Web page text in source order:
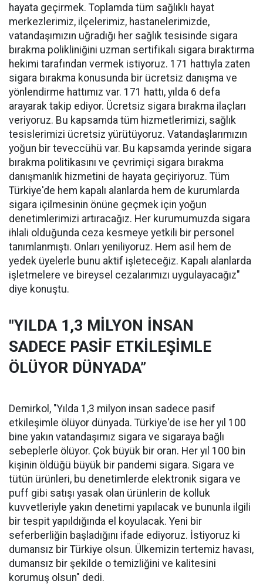
hayata geçirmek. Toplamda tüm sağlıklı hayat
merkezlerimiz, ilçelerimiz, hastanelerimizde,
vatandaşımızın uğradığı her sağlık tesisinde sigara
bırakma polikliniğini uzman sertifikalı sigara bıraktırma
hekimi tarafından vermek istiyoruz. 171 hattıyla zaten
sigara bırakma konusunda bir ücretsiz danışma ve
yönlendirme hattımız var. 171 hattı, yılda 6 defa
arayarak takip ediyor. Ücretsiz sigara bırakma ilaçları
veriyoruz. Bu kapsamda tüm hizmetlerimizi, sağlık
tesislerimizi ücretsiz yürütüyoruz. Vatandaşlarımızın
yoğun bir teveccühü var. Bu kapsamda yerinde sigara
bırakma politikasını ve çevrimiçi sigara bırakma
danışmanlık hizmetini de hayata geçiriyoruz. Tüm
Türkiye'de hem kapalı alanlarda hem de kurumlarda
sigara içilmesinin önüne geçmek için yoğun
denetimlerimizi artıracağız. Her kurumumuzda sigara
ihlali olduğunda ceza kesmeye yetkili bir personel
tanımlanmıştı. Onları yeniliyoruz. Hem asil hem de
yedek üyelerle bunu aktif işleteceğiz. Kapalı alanlarda
işletmelere ve bireysel cezalarımızı uygulayacağız"
diye konuştu.
"YILDA 1,3 MİLYON İNSAN
SADECE PASİF ETKİLEŞİMLE
ÖLÜYOR DÜNYADA”
Demirkol, "Yılda 1,3 milyon insan sadece pasif
etkileşimle ölüyor dünyada. Türkiye'de ise her yıl 100
bine yakın vatandaşımız sigara ve sigaraya bağlı
sebeplerle ölüyor. Çok büyük bir oran. Her yıl 100 bin
kişinin öldüğü büyük bir pandemi sigara. Sigara ve
tütün ürünleri, bu denetimlerde elektronik sigara ve
puff gibi satışı yasak olan ürünlerin de kolluk
kuvvetleriyle yakın denetimi yapılacak ve bununla ilgili
bir tespit yapıldığında el koyulacak. Yeni bir
seferberliğin başladığını ifade ediyoruz. İstiyoruz ki
dumansız bir Türkiye olsun. Ülkemizin tertemiz havası,
dumansız bir şekilde o temizliğini ve kalitesini
korumuş olsun" dedi.